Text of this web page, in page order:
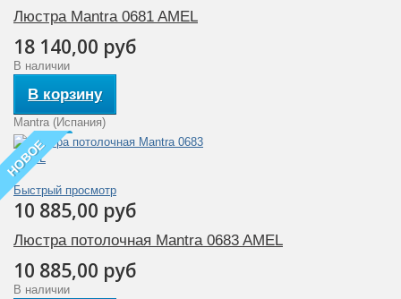
Люстра Mantra 0681 AMEL
18 140,00 руб
В наличии
В корзину
Mantra (Испания)
Быстрый просмотр
10 885,00 руб
НОВОЕ
Люстра потолочная Mantra 0683 AMEL
10 885,00 руб
В наличии